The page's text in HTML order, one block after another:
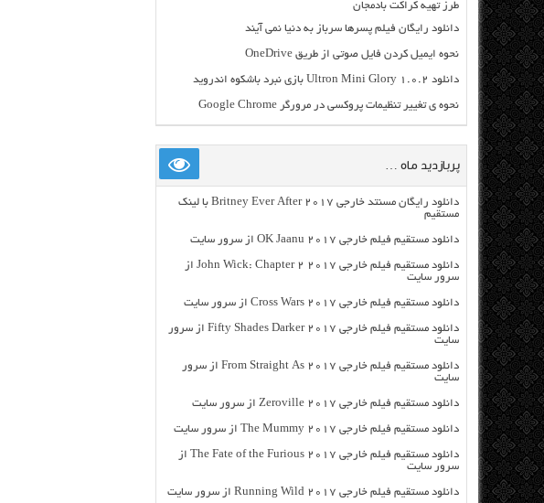
طرز تهیه کراکت بادمجان
دانلود رایگان فیلم پسرها سرباز به دنیا نمی آیند
نحوه ایمیل کردن فایل صوتی از طریق OneDrive
دانلود Ultron Mini Glory 1.0.2 بازی نبرد باشکوه اندروید
نحوه ی تغییر تنظیمات پروکسی در مرورگر Google Chrome
پربازدید ماه …
دانلود رایگان مسنتد خارجی Britney Ever After 2017 با لینک
مستقیم
دانلود مستقیم فیلم خارجی OK Jaanu 2017 از سرور سایت
دانلود مستقیم فیلم خارجی John Wick: Chapter 2 2017 از
سرور سایت
دانلود مستقیم فیلم خارجی Cross Wars 2017 از سرور سایت
دانلود مستقیم فیلم خارجی Fifty Shades Darker 2017 از سرور
سایت
دانلود مستقیم فیلم خارجی From Straight As 2017 از سرور
سایت
دانلود مستقیم فیلم خارجی Zeroville 2017 از سرور سایت
دانلود مستقیم فیلم خارجی The Mummy 2017 از سرور سایت
دانلود مستقیم فیلم خارجی The Fate of the Furious 2017 از
سرور سایت
دانلود مستقیم فیلم خارجی Running Wild 2017 از سرور سایت